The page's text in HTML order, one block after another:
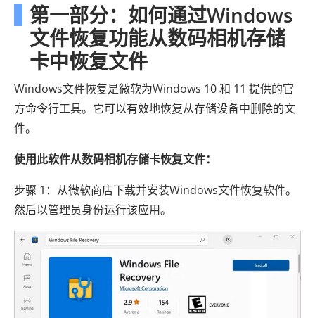
第一部分：如何通过Windows
文件恢复功能从数码相机存储
卡中恢复文件
Windows文件恢复是微软为Windows 10 和 11 提供的官
方命令行工具。它可以有效地恢复从存储设备中删除的文
件。
使用此软件从数码相机存储卡恢复文件：
步骤 1：从微软商店下载并安装Windows文件恢复软件。
然后以管理员身份运行该应用。